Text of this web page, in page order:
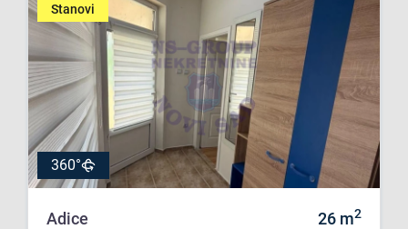
Stanovi
360°
Adice 26 m2